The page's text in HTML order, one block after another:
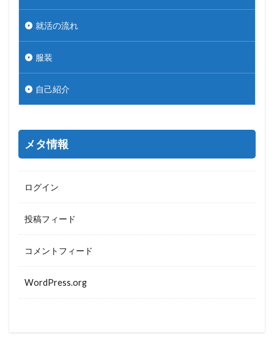
就活の流れ
服装
自己紹介
メタ情報
ログイン
投稿フィード
コメントフィード
WordPress.org